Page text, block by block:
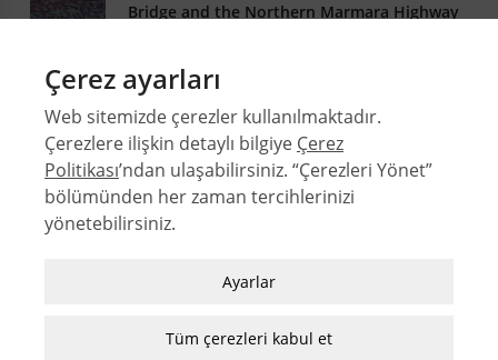
39-1
Bridge and the Northern Marmara Highway
DOI: 10.4305/METU.JFA.2022.1.7
.PDF
Çerez ayarları
Web sitemizde çerezler kullanılmaktadır.
Çerezlere ilişkin detaylı bilgiye Çerez
Politikası’ndan ulaşabilirsiniz. “Çerezleri Yönet”
bölümünden her zaman tercihlerinizi
yönetebilirsiniz.
Zorunlu / Teknik Çerezler
özelliklerinden faydalanabilmek için kullanılan
Ayarlar
Tüm çerezleri kabul et
© 2026 Orta Doğu Teknik Üniversitesi Mimarlık Fakültesi
Yazarlar
MFD Yazı Kılavuzu